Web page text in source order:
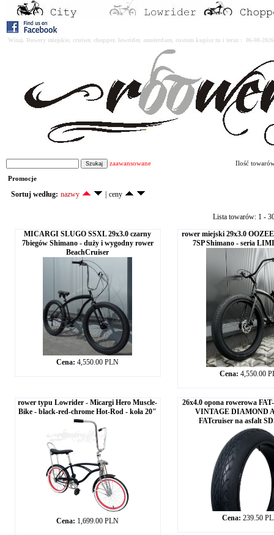
Witaj. Rowery miejskie, cruiser, chopper, lowrider, amsterdam, custom kupisz tu i teraz : 06-08-
zaawansowane Ilość
Promocje
Sortuj według: nazwy ceny
Lista towarów: 1 -
MICARGI SLUGO SSXL 29x3.0 czarny
7biegów Shimano - duży i wygodny rower
BeachCruiser
Cena: 4,550.00 PLN
rower miejski 29x3.0
7SP Shimano - seria
Cena: 4,550.00
rower typu Lowrider - Micargi Hero Muscle-
Bike - black-red-chrome Hot-Rod - koła 20"
Cena: 1,699.00 PLN
26x4.0 opona rowerowa
VINTAGE DIAMOND
FATcruiser na asfalt
Cena: 239.50